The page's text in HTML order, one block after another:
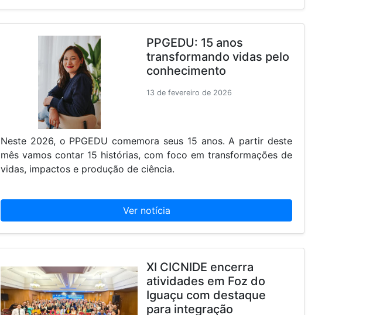
PPGEDU: 15 anos
transformando vidas pelo
conhecimento
13 de fevereiro de 2026
Neste 2026, o PPGEDU comemora seus 15 anos. A partir deste
mês vamos contar 15 histórias, com foco em transformações de
vidas, impactos e produção de ciência.
Ver notícia
XI CICNIDE encerra
atividades em Foz do
Iguaçu com destaque
para integração